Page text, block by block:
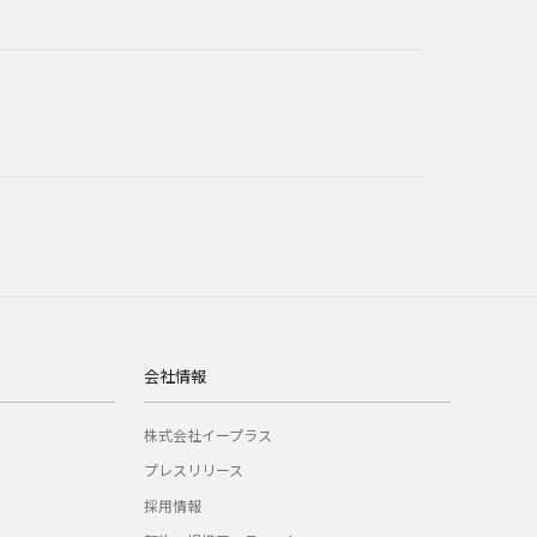
会社情報
株式会社イープラス
プレスリリース
採用情報